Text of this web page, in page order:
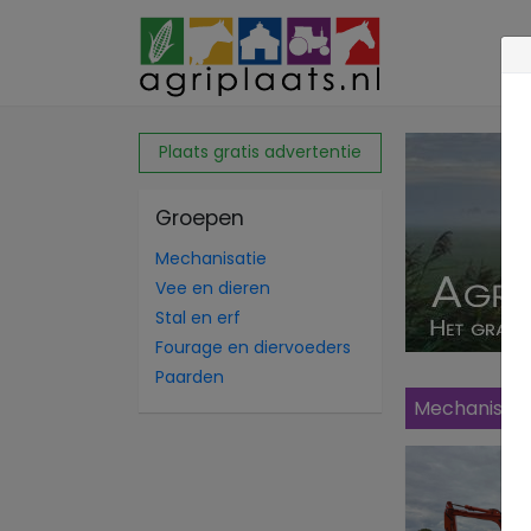
Plaats gratis advertentie
Groepen
Mechanisatie
Vee en dieren
Stal en erf
Fourage en diervoeders
Paarden